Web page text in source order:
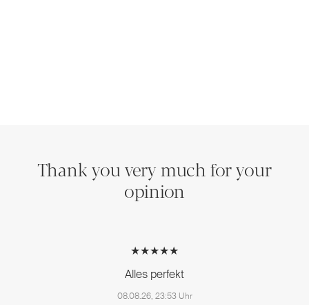
Thank you very much for your
opinion
★★★★★
Alles perfekt
08.08.26, 23:53 Uhr